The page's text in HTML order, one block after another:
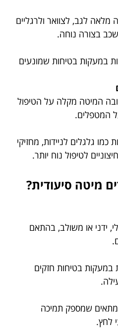
מלאה לגב, לצוואר ולרגליים
בצורה נוחה.
במעקות בטיחות שמונעים
המיטה מקלה על הטיפול
המטפלים.
כמו גלגלים לניידות, מחזיקי
לטיפול נוח יותר.
מיטה סיעודית?
ידני או משולב, בהתאם
במעקות בטיחות חזקים
שמספק תמיכה
לחץ.